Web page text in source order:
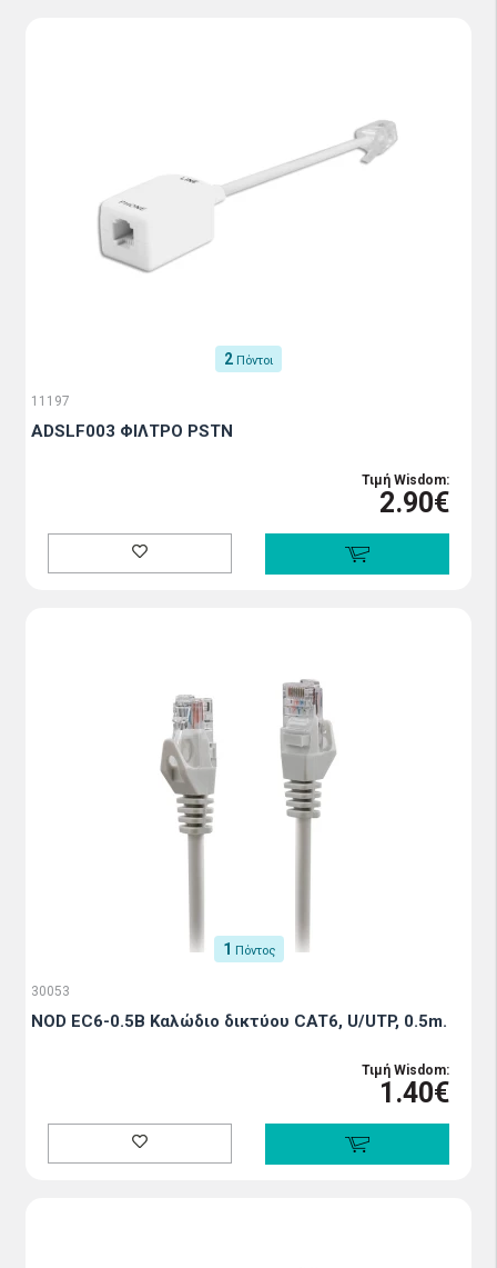
2 Πόντοι
11197
ADSLF003 ΦΙΛΤΡΟ PSTN
Τιμή Wisdom:
2.90€
1 Πόντος
30053
NOD EC6-0.5B Καλώδιο δικτύου CAT6, U/UTP, 0.5m.
Τιμή Wisdom:
1.40€